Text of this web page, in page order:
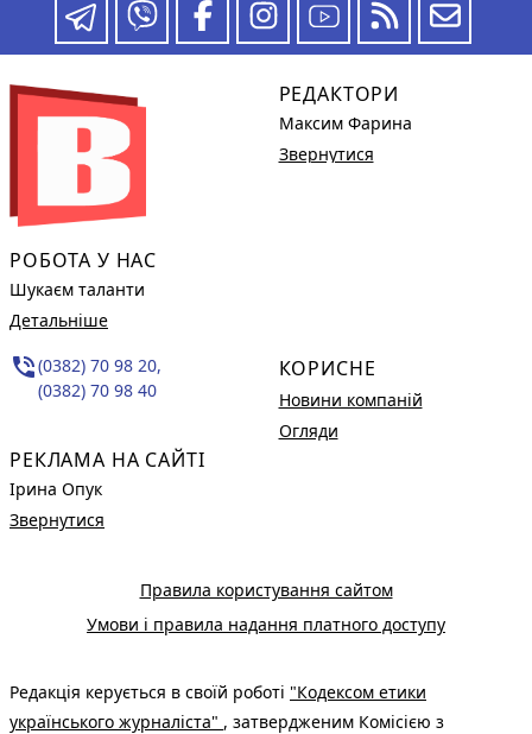
РОБОТА У НАС
Шукаєм таланти
Детальніше
phone_in_talk(0382) 70 98 20,
(0382) 70 98 40
РЕКЛАМА НА САЙТІ
Ірина Опук
Звернутися
РЕДАКТОРИ
Максим Фарина
Звернутися
КОРИСНЕ
Новини компаній
Огляди
Правила користування сайтом
Умови і правила надання платного доступу
Редакція керується в своїй роботі "Кодексом етики
українського журналіста" , затвердженим Комісією з